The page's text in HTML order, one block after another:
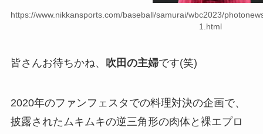
https://www.nikkansports.com/baseball/samurai/wbc2023/
1.html
皆さんお待ちかね、 吹田の主婦です(笑)
2020年のファンフェスタでの料理対決の企画で、
披露されたムキムキの逆三角形の肉体と裸エプロ